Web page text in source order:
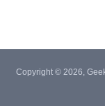
Copyright © 2026,